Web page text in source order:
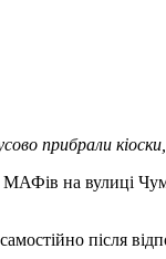
прибрали кіоски,
на вулиці
після